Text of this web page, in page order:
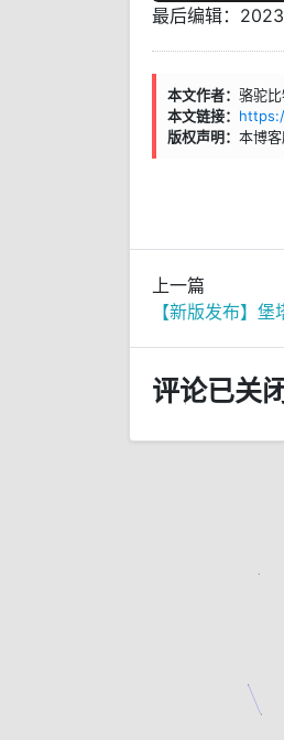
最后编辑：
本文作者： 骆驼
本文链接：
版权声明： 本博
上一篇
评论已关闭